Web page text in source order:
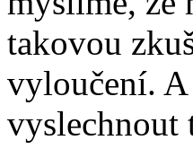
takovou
vyloučení.
vyslechnout